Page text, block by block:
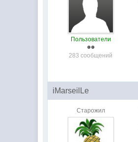
Пользователи
283 сообщений
iMarseilLe
Старожил